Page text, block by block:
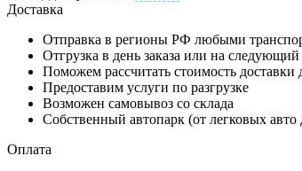
Доставка
Отправка в регионы РФ любыми
Отгрузка в день заказа или на
Поможем рассчитать стоимость
Предоставим услуги по разгрузке
Возможен самовывоз со склада
Собственный автопарк (от легковых
Оплата